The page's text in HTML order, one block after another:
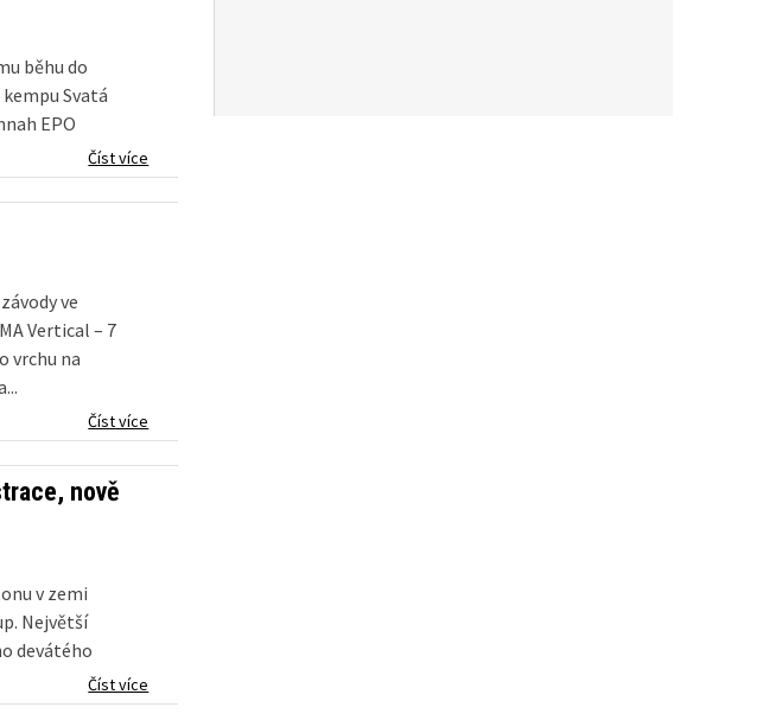
běhu do
Svatá
EPO
Číst více
ve
Vertical – 7
vrchu na
Číst více
nově
v zemi
Největší
devátého
změn
Číst více